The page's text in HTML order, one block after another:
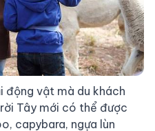
động vật mà du khách
Tây mới có thể được
capybara, ngựa lùn